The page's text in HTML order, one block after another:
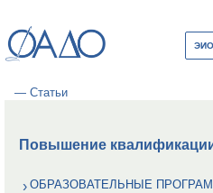
— Статьи
Повышение
ОБРАЗОВАТЕЛЬНЫЕ